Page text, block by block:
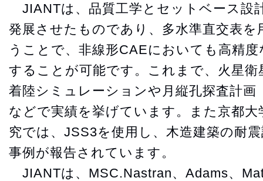
JIANTは、品質工学とセットベース設
発展させたものであり、多水準直交表を
うことで、非線形CAEにおいても高精
することが可能です。これまで、火星衛
着陸シミュレーションや月縦孔探査計画
などで実績を挙げています。また京都大
究では、JSS3を使用し、木造建築の耐
事例が報告されています。
JIANTは、MSC.Nastran、Adams、